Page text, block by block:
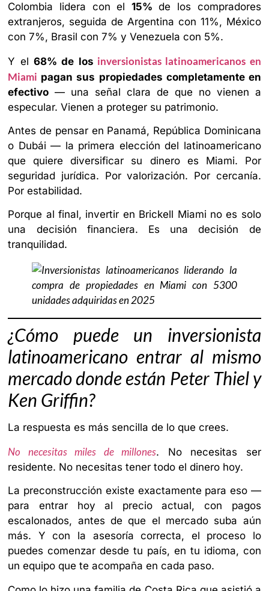
Colombia lidera con el 15% de los compradores
extranjeros, seguida de Argentina con 11%, México
con 7%, Brasil con 7% y Venezuela con 5%.
Y el68% de los inversionistas latinoamericanos en
Miami pagan sus propiedades completamente en
efectivo — una señal clara de que no vienen a
especular. Vienen a proteger su patrimonio.
Antes de pensar en Panamá, República Dominicana
o Dubái — la primera elección del latinoamericano
que quiere diversificar su dinero es Miami. Por
seguridad jurídica. Por valorización. Por cercanía.
Por estabilidad.
Porque al final, invertir en Brickell Miami no es solo
una decisión financiera. Es una decisión de
tranquilidad.
¿Cómo puede un inversionista
latinoamericano entrar al mismo
mercado donde están Peter Thiel y
Ken Griffin?
La respuesta es más sencilla de lo que crees.
No necesitas miles de millones. No necesitas ser
residente. No necesitas tener todo el dinero hoy.
La preconstrucción existe exactamente para eso —
para entrar hoy al precio actual, con pagos
escalonados, antes de que el mercado suba aún
más. Y con la asesoría correcta, el proceso lo
puedes comenzar desde tu país, en tu idioma, con
un equipo que te acompaña en cada paso.